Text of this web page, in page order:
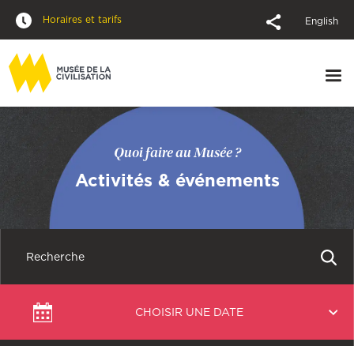
Horaires et tarifs English
Quoi faire au Musée ?
Activités & événements
CHOISIR UNE DATE
une
date